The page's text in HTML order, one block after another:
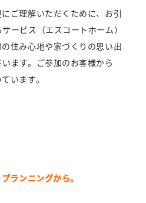
ご理解いただくために、お引
ービス（エスコートホーム）
住み心地や家づくりの思い出
ます。ご参加のお客様から
います。
ランニングから。